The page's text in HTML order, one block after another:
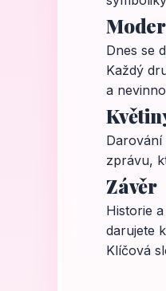
Dnes se
Každý
a
Darování
zprávu,
Závěr
Historie
darujete
Klíčová